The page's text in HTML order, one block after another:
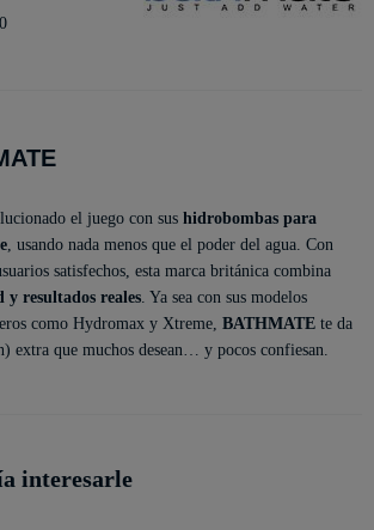
el juego con sus hidrobombas para
, usando nada menos que el poder del agua. Con
satisfechos, esta marca británica combina
y resultados reales. Ya sea con sus modelos
como Hydromax y Xtreme, BATHMATEte da
extra que muchos desean… y pocos confiesan.
interesarle